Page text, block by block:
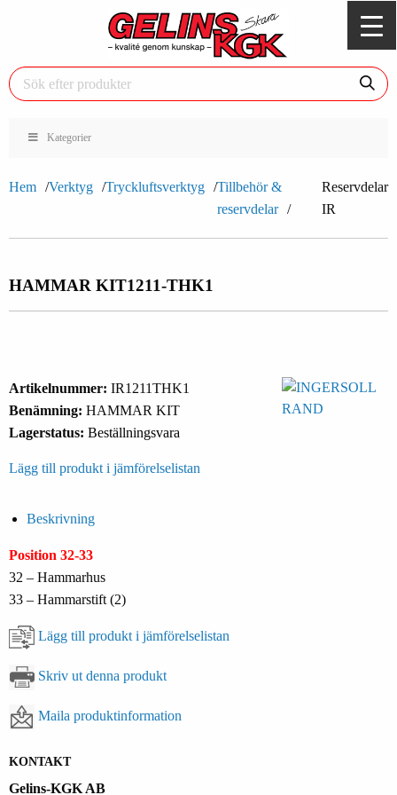
Kategorier
Hem Verktyg Tryckluftsverktyg
Tillbehör &
reservdelar
Reservdelar
IR
HAMMAR KIT1211-THK1
Artikelnummer: IR1211THK1
Benämning: HAMMAR KIT
Lagerstatus: Beställningsvara
Lägg till produkt i jämförelselistan
Beskrivning
Position 32-33
32 – Hammarhus
33 – Hammarstift (2)
Lägg till produkt i jämförelselistan
Skriv ut denna produkt
Maila produktinformation
KONTAKT
Gelins-KGK AB